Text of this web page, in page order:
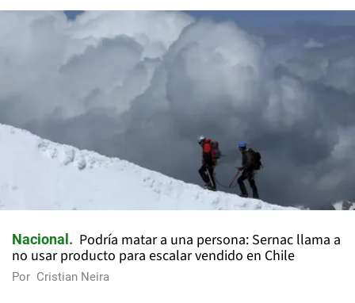
Nacional
Podría matar a una persona: Sernac llama a
no usar producto para escalar vendido en Chile
Por Cristian Neira